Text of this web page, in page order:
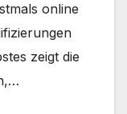
online
zeigt die